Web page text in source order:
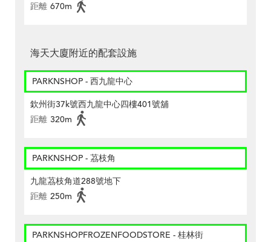
距離 670m
海天大廈附近的配套設施
PARKNSHOP - 西九龍中心
欽州街37k號西九龍中心四樓401號舖
距離 320m
PARKNSHOP - 茘枝角
九龍茘枝角道288號地下
距離 250m
PARKNSHOPFROZENFOODSTORE - 桂林街